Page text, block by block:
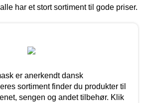
har et stort sortiment til gode priser.
er anerkendt dansk
sortiment finder du produkter til
sengen og andet tilbehør. Klik